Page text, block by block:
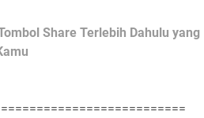
Share Terlebih Dahulu yang